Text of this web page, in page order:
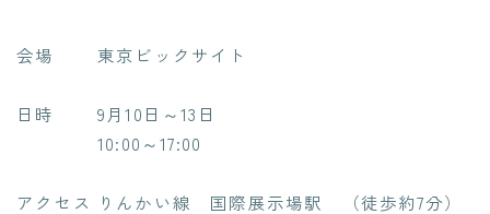
会場 東京ビックサイト
日時 9月10日～13日
10:00～17:00
アクセス りんかい線
国際展示場駅 （徒歩約7分）